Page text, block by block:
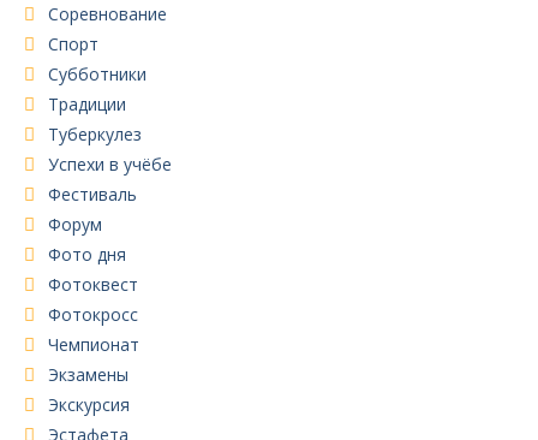
Соревнование
Спорт
Субботники
Традиции
Туберкулез
Успехи в учёбе
Фестиваль
Форум
Фото дня
Фотоквест
Фотокросс
Чемпионат
Экзамены
Экскурсия
Эстафета